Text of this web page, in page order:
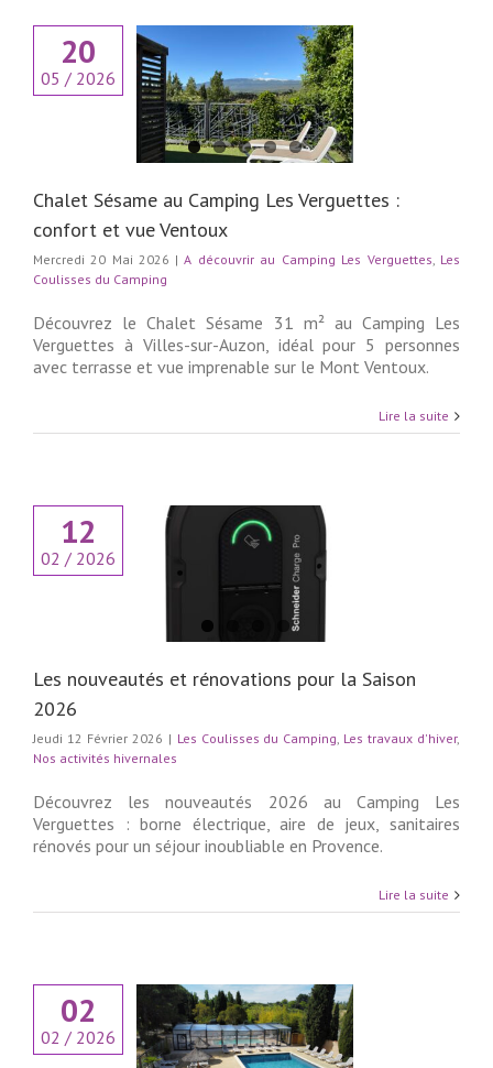
20
05 / 2026
au Camping
: confort et
Chalet Sésame au Camping Les Verguettes :
confort et vue Ventoux
Mercredi 20 Mai 2026 | A découvrir au Camping Les Verguettes Les
Coulisses du Camping
Découvrez le Chalet Sésame 31 m² au Camping Les
Verguettes à Villes-sur-Auzon, idéal pour 5 personnes
avec terrasse et vue imprenable sur le Mont Ventoux.
Lire la suite
12
02 / 2026
et
pour la Saison
Les nouveautés et rénovations pour la Saison
2026
Jeudi 12 Février 2026 | Les Coulisses du Camping, Les travaux d'hiver,
Nos activités hivernales
Découvrez les nouveautés 2026 au Camping Les
Verguettes : borne électrique, aire de jeux, sanitaires
rénovés pour un séjour inoubliable en Provence.
Lire la suite
02
02 / 2026
l’ambiance